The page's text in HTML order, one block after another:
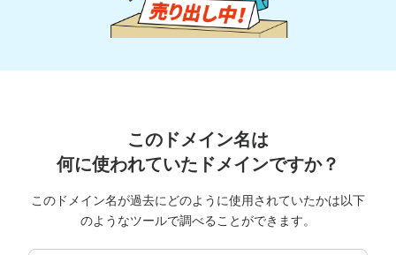
このドメイン名は
何に使われていたドメインですか？
このドメイン名が過去にどのように使用されていたかは以下
のようなツールで調べることができます。